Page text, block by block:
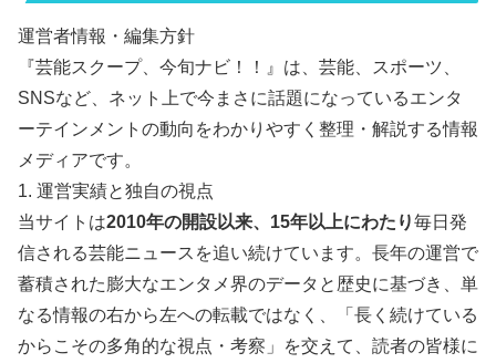
運営者情報・編集方針
『芸能スクープ、今旬ナビ！！』は、芸能、スポーツ、
SNSなど、ネット上で今まさに話題になっているエンタ
ーテインメントの動向をわかりやすく整理・解説する情報
メディアです。
1. 運営実績と独自の視点
当サイトは2010年の開設以来、15年以上にわたり毎日発
信される芸能ニュースを追い続けています。長年の運営で
蓄積された膨大なエンタメ界のデータと歴史に基づき、単
なる情報の右から左への転載ではなく、「長く続けている
からこその多角的な視点・考察」を交えて、読者の皆様に